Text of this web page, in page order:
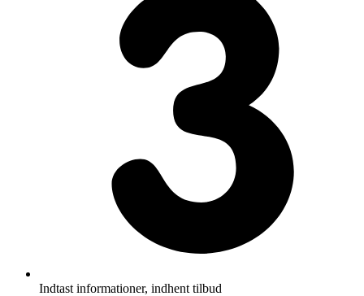
Indtast informationer, indhent tilbud